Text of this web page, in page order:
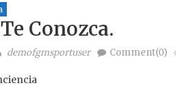
Conozca.
Author
demofgmsportuser Comment(0)